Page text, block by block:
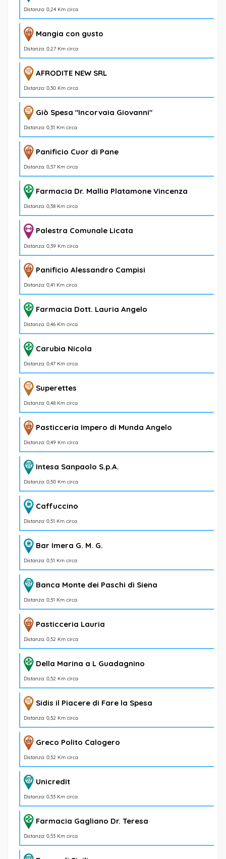
Distanza: 0,24 Km circa
Mangia con gusto
Distanza: 0,27 Km circa
AFRODITE NEW SRL
Distanza: 0,30 Km circa
Giò Spesa "Incorvaia Giovanni"
Distanza: 0,31 Km circa
Panificio Cuor di Pane
Distanza: 0,37 Km circa
Farmacia Dr. Mallia Platamone Vincenza
Distanza: 0,38 Km circa
Palestra Comunale Licata
Distanza: 0,39 Km circa
Panificio Alessandro Campisi
Distanza: 0,41 Km circa
Farmacia Dott. Lauria Angelo
Distanza: 0,46 Km circa
Carubia Nicola
Distanza: 0,47 Km circa
Superettes
Distanza: 0,48 Km circa
Pasticceria Impero di Munda Angelo
Distanza: 0,49 Km circa
Intesa Sanpaolo S.p.A.
Distanza: 0,50 Km circa
Caffuccino
Distanza: 0,51 Km circa
Bar Imera G. M. G.
Distanza: 0,51 Km circa
Banca Monte dei Paschi di Siena
Distanza: 0,51 Km circa
Pasticceria Lauria
Distanza: 0,52 Km circa
Della Marina a L Guadagnino
Distanza: 0,52 Km circa
Sidis il Piacere di Fare la Spesa
Distanza: 0,52 Km circa
Greco Polito Calogero
Distanza: 0,52 Km circa
Unicredit
Distanza: 0,53 Km circa
Farmacia Gagliano Dr. Teresa
Distanza: 0,53 Km circa